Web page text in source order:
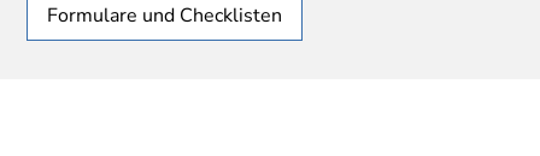
Formulare und Checklisten